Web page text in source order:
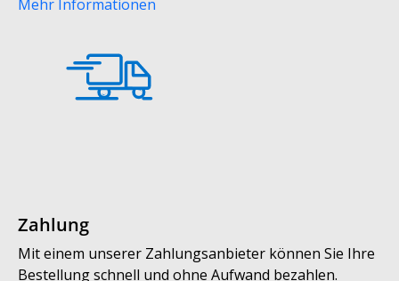
Mehr Informationen
Zahlung
Mit einem unserer Zahlungsanbieter können Sie Ihre
Bestellung schnell und ohne Aufwand bezahlen.